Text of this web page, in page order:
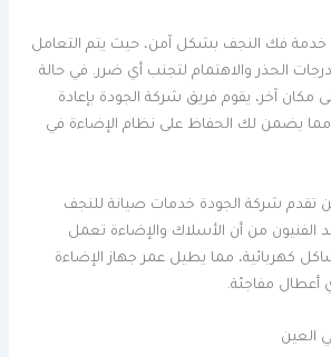
خدمة فك النجف بشكل آمن، حيث يتم التعامل
الحذر والاهتمام لتجنب أي ضرر. في حالة
مكان آخر، يقوم فريق شركة الجودة بإعادة
مما يضمن لك الحفاظ على نظام الإضاءة في
تقدم شركة الجودة خدمات صيانة للنجف
الفنيون من أن الأسلاك والإضاءة تعمل
كهربائية، مما يطيل عمر جهاز الإضاءة
أعطال مفاجئة.
العين